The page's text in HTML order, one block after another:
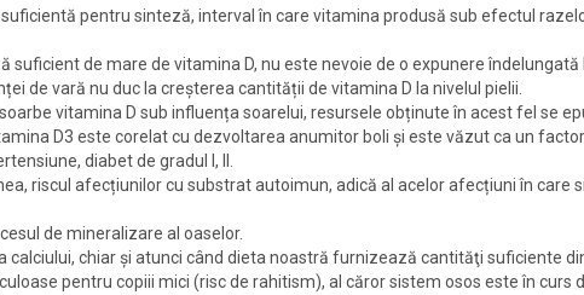
pentru sinteză, interval în care vitamina produsă sub efectul
suficient de mare de vitamina D, nu este nevoie de o expunere îndelungată
de vară nu duc la creșterea cantității de vitamina D la nivelul pielii.
vitamina D sub influența soarelui, resursele obținute în acest fel se
D3 este corelat cu dezvoltarea anumitor boli și este văzut ca un
diabet de gradul I, II.
riscul afecțiunilor cu substrat autoimun, adică al acelor afecțiuni în
de mineralizare al oaselor.
chiar şi atunci când dieta noastră furnizează cantităţi suficiente
pentru copiii mici (risc de rahitism), al căror sistem osos este în